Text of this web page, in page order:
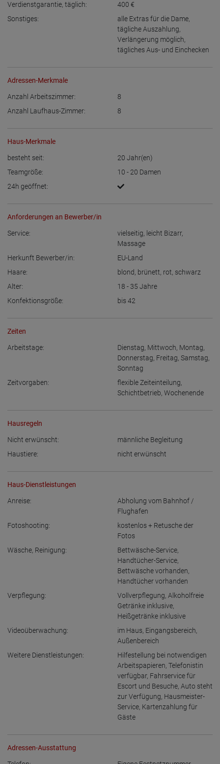
Verdienstgarantie, täglich: 400 €
Sonstiges:
alle Extras für die Dame,
tägliche Auszahlung,
Verlängerung möglich,
tägliches Aus- und Einchecken
Adressen-Merkmale
Anzahl Arbeitszimmer:
8
Anzahl Laufhaus-Zimmer:
8
Haus-Merkmale
besteht seit: 20 Jahr(en)
Teamgröße:
10 - 20 Damen
24h geöffnet:
Anforderungen an Bewerber/in
Service: vielseitig, leicht Bizarr,
Massage
Herkunft Bewerber/in:
EU-Land
Haare:
blond, brünett, rot, schwarz
Alter:
18 - 35 Jahre
Konfektionsgröße:
bis 42
Zeiten
Arbeitstage: Dienstag, Mittwoch, Montag,
Donnerstag, Freitag, Samstag,
Sonntag
Zeitvorgaben:
flexible Zeiteinteilung,
Schichtbetrieb, Wochenende
Hausregeln
Nicht erwünscht:
männliche Begleitung
Haustiere:
nicht erwünscht
Haus-Dienstleistungen
Anreise:
Abholung vom Bahnhof /
Flughafen
Fotoshooting:
kostenlos + Retusche der
Fotos
Wäsche, Reinigung:
Bettwäsche-Service,
Handtücher-Service,
Bettwäsche vorhanden,
Handtücher vorhanden
Verpflegung:
Vollverpflegung, Alkoholfreie
Getränke inklusive,
Heißgetränke inklusive
Videoüberwachung:
im Haus, Eingangsbereich,
Außenbereich
Weitere Dienstleistungen:
Hilfestellung bei notwendigen
Arbeitspapieren, Telefonistin
verfügbar, Fahrservice für
Escort und Besuche, Auto steht
zur Verfügung, Hausmeister-
Service, Kartenzahlung für
Gäste
Adressen-Ausstattung